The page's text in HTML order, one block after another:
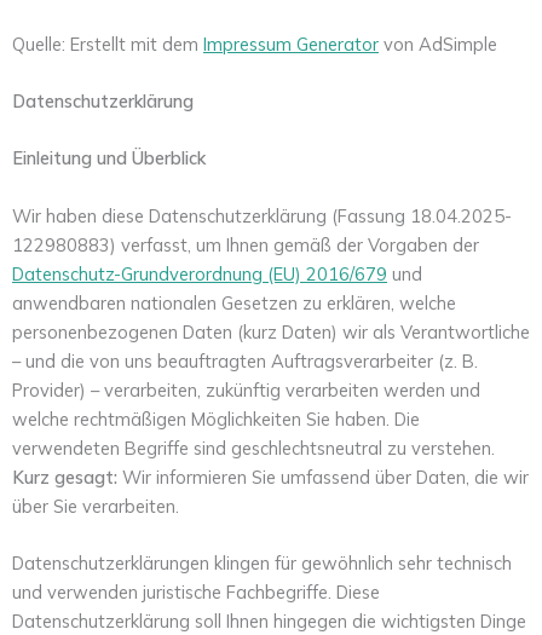
Quelle: Erstellt mit dem Impressum Generator von AdSimple
Datenschutzerklärung
Einleitung und Überblick
Wir haben diese Datenschutzerklärung (Fassung 18.04.2025-
122980883) verfasst, um Ihnen gemäß der Vorgaben der
Datenschutz-Grundverordnung (EU) 2016/679 und
anwendbaren nationalen Gesetzen zu erklären, welche
personenbezogenen Daten (kurz Daten) wir als Verantwortliche
– und die von uns beauftragten Auftragsverarbeiter (z. B.
Provider) – verarbeiten, zukünftig verarbeiten werden und
welche rechtmäßigen Möglichkeiten Sie haben. Die
verwendeten Begriffe sind geschlechtsneutral zu verstehen.
Kurz gesagt: Wir informieren Sie umfassend über Daten, die wir
über Sie verarbeiten.
Datenschutzerklärungen klingen für gewöhnlich sehr technisch
und verwenden juristische Fachbegriffe. Diese
Datenschutzerklärung soll Ihnen hingegen die wichtigsten Dinge